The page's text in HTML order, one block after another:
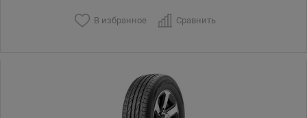
В избранное Сравнить